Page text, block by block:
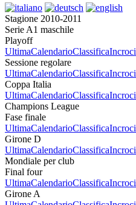
Stagione 2010-2011
Serie A1 maschile
Playoff
UltimaCalendarioClassificaIncroci
Sessione regolare
UltimaCalendarioClassificaIncroci
Coppa Italia
UltimaCalendarioClassificaIncroci
Champions League
Fase finale
UltimaCalendarioClassificaIncroci
Girone D
UltimaCalendarioClassificaIncroci
Mondiale per club
Final four
UltimaCalendarioClassificaIncroci
Girone A